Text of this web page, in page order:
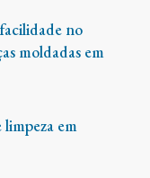
no
moldadas em
em